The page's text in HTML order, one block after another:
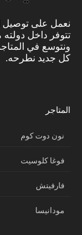
نعمل على توصيل
تتوفر داخل دولته
ونتوسع في
كل جديد نطرحه.
المتاجر
نون دوت كوم
فوغا كلوسيت
فارفيتش
مودانيسا